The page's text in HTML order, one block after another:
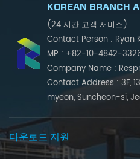
KOREAN BRANCH
(24 시간 고객 서비스)
Contact Person : Ryan
MP : +82-10-4842-
Company Name :
Contact Address : 3F,
myeon, Suncheon-si,
다운로드 지원